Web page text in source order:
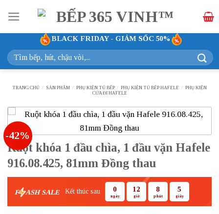
qua
nội
dung
BLACK FRIDAY - GIẢM SỐC 50%
Tìm
kiếm:
TRANG CHỦ / SẢN PHẨM / PHỤ KIỆN TỦ BẾP / PHỤ KIỆN TỦ BẾP HAFELE / PHỤ KIỆN
CỬA ĐI HAFELE
-42%
Ruột khóa 1 đầu chìa, 1 đầu vặn Hafele
916.08.425, 81mm Đồng thau
F ASH SALE Kết thúc sau 0
ngày
12
giờ
8
phút
4
giây